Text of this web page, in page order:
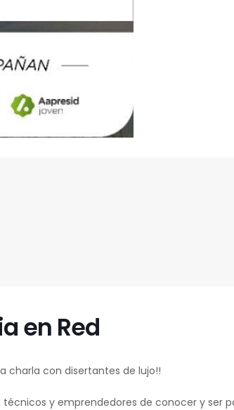
en Red
charla con disertantes de lujo!!
y emprendedores de conocer y ser